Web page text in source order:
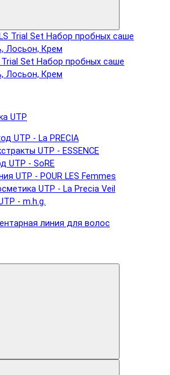
Trial Set Набор пробных саше
Лосьон, Крем
UTP
UTP - La PRECIA
UTP - ESSENCE
UTP - SoRE
UTP - POUR LES Femmes
UTP - La Precia Veil
- m.h.g.
линия для волос